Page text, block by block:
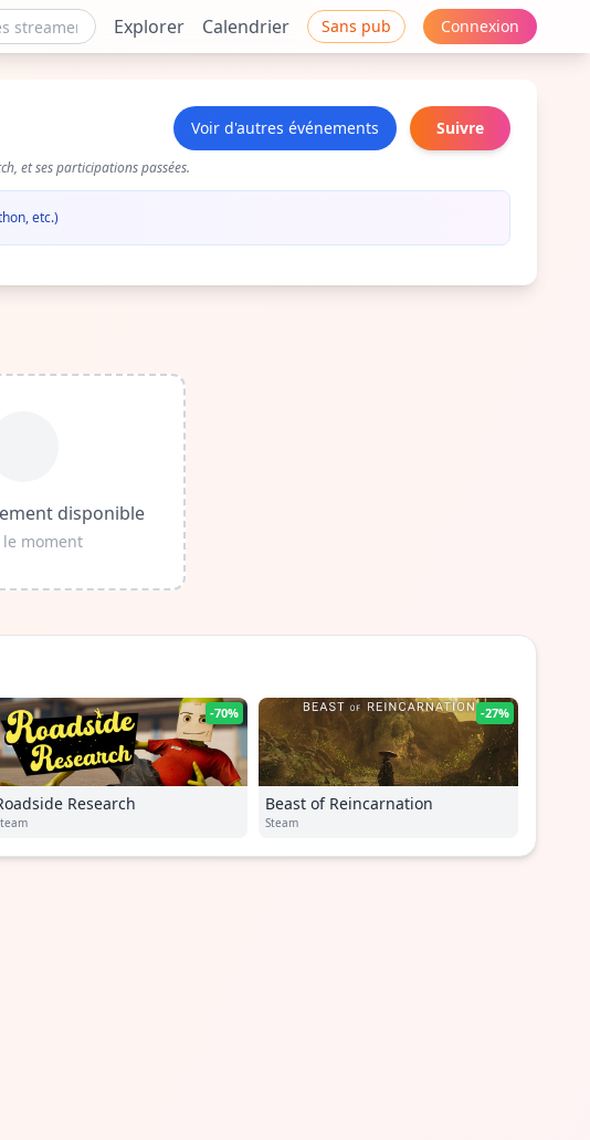
Explorer Calendrier Sans pub Connexion
Voir d'autres événements Suivre
et ses participations passées.
etc.)
disponible
moment
-70%
Research
-27%
Beast of Reincarnation
Steam